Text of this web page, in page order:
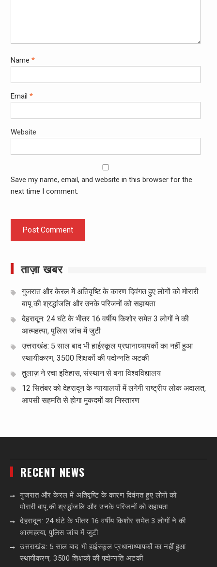
Name *
Email *
Website
Save my name, email, and website in this browser for the
next time I comment.
ताज़ा खबर
गुजरात और केरल में अतिवृष्टि के कारण दिवंगत हुए लोगों को मोरारी
बापू की श्रद्धांजलि और उनके परिजनों को सहायता
देहरादून: 24 घंटे के भीतर 16 वर्षीय किशोर समेत 3 लोगों ने की
आत्महत्या, पुलिस जांच में जुटी
उत्तराखंड: 5 साल बाद भी हाईस्कूल प्रधानाध्यापकों का नहीं हुआ
स्थायीकरण, 3500 शिक्षकों की पदोन्नति अटकी
तुलाज़ ने रचा इतिहास, संस्थान से बना विश्वविद्यालय
12 सितंबर को देहरादून के न्यायालयों में लगेगी राष्ट्रीय लोक अदालत,
आपसी सहमति से होगा मुकदमों का निस्तारण
RECENT NEWS
गुजरात और केरल में अतिवृष्टि के कारण दिवंगत हुए लोगों को
मोरारी बापू की श्रद्धांजलि और उनके परिजनों को सहायता
देहरादून: 24 घंटे के भीतर 16 वर्षीय किशोर समेत 3 लोगों ने की
आत्महत्या, पुलिस जांच में जुटी
उत्तराखंड: 5 साल बाद भी हाईस्कूल प्रधानाध्यापकों का नहीं हुआ
स्थायीकरण, 3500 शिक्षकों की पदोन्नति अटकी